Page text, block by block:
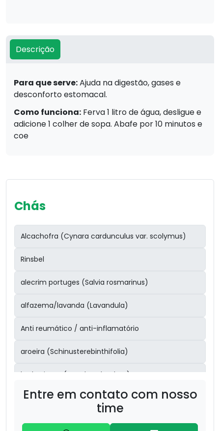
Descrição
Para que serve:Ajuda na digestão, gases e
desconforto estomacal.
Como funciona: Ferva 1 litro de água, desligue e
adicione 1 colher de sopa. Abafe por 10 minutos e
coe
Chás
Alcachofra (Cynara cardunculus var. scolymus)
Rinsbel
alecrim portuges (Salvia rosmarinus)
alfazema/lavanda (Lavandula)
Anti reumático / anti-inflamatório
aroeira (Schinusterebinthifolia)
barbatimão (Stryphnodendron)
Boldo (Peumus boldus) – 30g
bronquite/sinusite
Entre em contato com nosso
time